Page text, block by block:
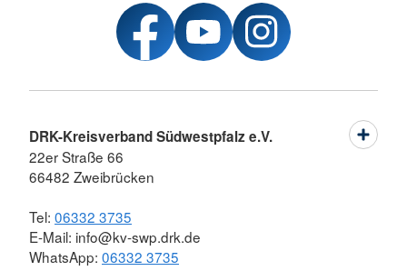
DRK-Kreisverband Südwestpfalz e.V.
22er Straße 66
66482 Zweibrücken
Tel: 06332 3735
E-Mail: info@kv-swp.drk.de
WhatsApp: 06332 3735